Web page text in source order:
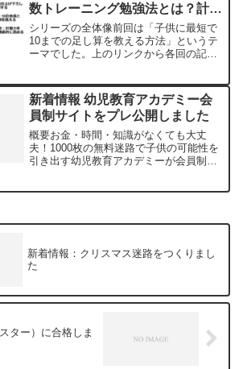
数トレーニング勉強法とは？計画
とフィードバック実践講座
シリーズの全体像前回は「子供に最短で
10までの足し算を教える方法」というテ
ーマでした。上のリンクから各回の記事
学校１年生の算数の学習の進め方につい
て説明します。第4回の...
新着情報 幼児教育アカデミー会
員制サイトをプレ公開しました
概要お金・時間・知識がなくても大丈
夫！1000枚の無料迷路で子供の可能性を
引き出す幼児教育アカデミーが会員制サ
新着情報：クリスマス迷路をつくりまし
た
ター）に合格しま